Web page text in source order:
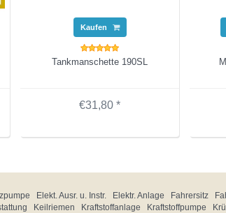
Kaufen
Tankmanschette 190SL
€31,80 *
Elekt. Ausr. u. Instr. Elektr. Anlage Fahrersitz
Keilriemen Kraftstoffanlage Kraftstoffpumpe